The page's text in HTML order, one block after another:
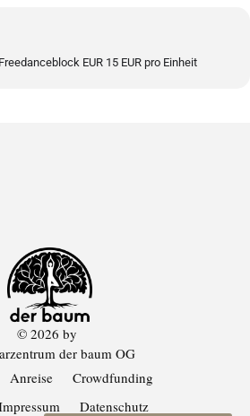
EUR 15 EUR pro Einheit
Anreise Crowdfunding
© 2026 by
der baum OG
Datenschutz